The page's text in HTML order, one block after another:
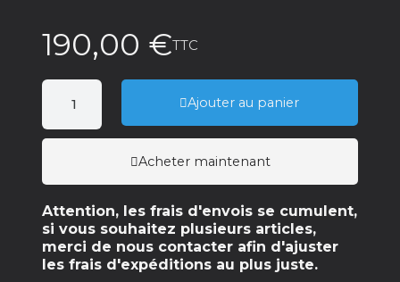
190,00 €TTC
Ajouter au panier
Acheter maintenant
Attention, les frais d'envois se cumulent,
si vous souhaitez plusieurs articles,
merci de nous contacter afin d'ajuster
les frais d'expéditions au plus juste.